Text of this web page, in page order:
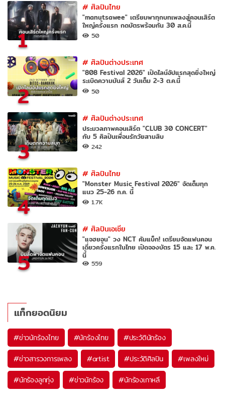
1
#ศิลปินไทย
"manutsawee" เตรียมพาทุกบทเพลงสู่คอนเสิร์ต
ใหญ่ครั้งแรก กดบัตรพร้อมกัน 30 ส.ค.นี้
50
2
#ศิลปินต่างประเทศ
"808 Festival 2026" เปิดไลน์อัปแรกสุดยิ่งใหญ่
ระเบิดความมันส์ 2 วันเต็ม 2-3 ต.ค.นี้
50
3
#ศิลปินต่างประเทศ
ประมวลภาพคอนเสิร์ต "CLUB 30 CONCERT"
กับ 5 ศิลปินเพื่อนรักวัยสามสิบ
242
4
#ศิลปินไทย
"Monster Music Festival 2026" จัดเต็มทุก
แนว 25-26 ก.ค. นี้
1.7K
5
#ศิลปินเอเชีย
"แจฮยอน" วง NCT คัมแบ็ก! เตรียมจัดแฟนคอน
เดี่ยวครั้งแรกในไทย เปิดจองบัตร 15 และ 17 พ.ค.
นี้
559
แท็กยอดนิยม
#ข่าวนักร้องไทย #นักร้องไทย #ประวัตินักร้อง
#ข่าวสารวงการเพลง #artist #ประวัติศิลปิน #เพลงใหม่
#นักร้องลูกทุ่ง #ข่าวนักร้อง #นักร้องเกาหลี